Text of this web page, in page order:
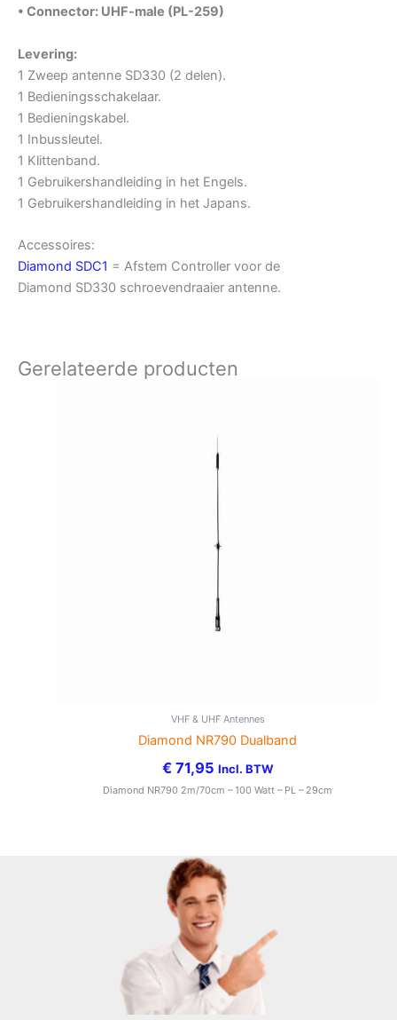
• Connector: UHF-male (PL-259)
Levering:
1 Zweep antenne SD330 (2 delen).
1 Bedieningsschakelaar.
1 Bedieningskabel.
1 Inbussleutel.
1 Klittenband.
1 Gebruikershandleiding in het Engels.
1 Gebruikershandleiding in het Japans.
Accessoires:
Diamond SDC1 = Afstem Controller voor de
Diamond SD330 schroevendraaier antenne.
Gerelateerde producten
VHF & UHF Antennes
Diamond NR790 Dualband
€71,95 Incl. BTW
Diamond NR790 2m/70cm – 100 Watt – PL – 29cm